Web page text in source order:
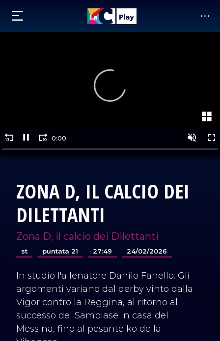
ZONA D, IL CALCIO DEI
DILETTANTI
Zona D, il calcio dei Dilettanti
st puntata 21 27:49 24/02/2026
In studio l'allenatore Danilo Fanello. Gli
argomenti variano dal derby vinto dalla
Vigor contro la Reggina, al ritorno al
successo del Sambiase in casa del
Messina, fino al pesante ko della